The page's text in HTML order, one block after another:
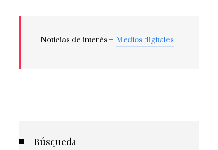
Noticias de interés – Medios digitales
Búsqueda